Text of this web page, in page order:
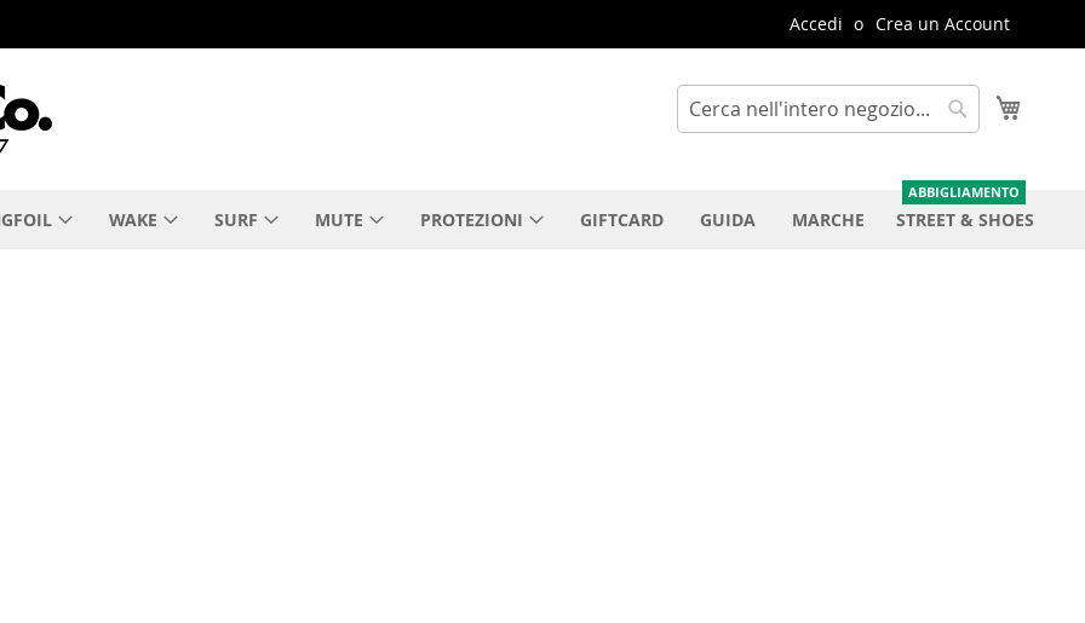
Accedi Crea un Account
Cerca
WAKE SURF MUTE PROTEZIONI GIFTCARD GUIDA MARCHE STREET & SHOES